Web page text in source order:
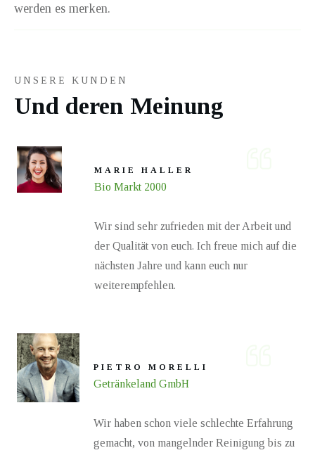
werden es merken.
UNSERE KUNDEN
Und deren Meinung
MARIE HALLER
Bio Markt 2000
Wir sind sehr zufrieden mit der Arbeit und
der Qualität von euch. Ich freue mich auf die
nächsten Jahre und kann euch nur
weiterempfehlen.
PIETRO MORELLI
Getränkeland GmbH
Wir haben schon viele schlechte Erfahrung
gemacht, von mangelnder Reinigung bis zu